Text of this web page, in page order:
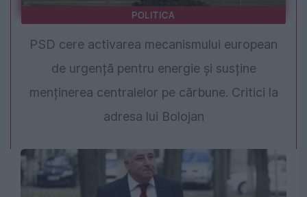
POLITICA
PSD cere activarea mecanismului european
de urgență pentru energie și susține
menținerea centralelor pe cărbune. Critici la
adresa lui Bolojan